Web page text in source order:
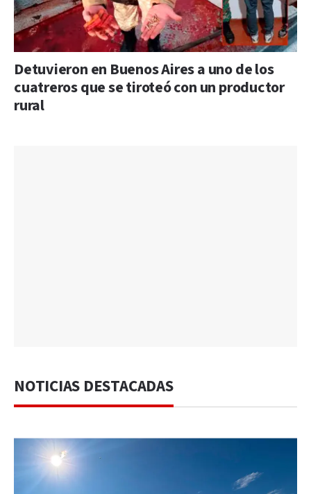
Detuvieron en Buenos Aires a uno de los
cuatreros que se tiroteó con un productor
rural
NOTICIAS DESTACADAS